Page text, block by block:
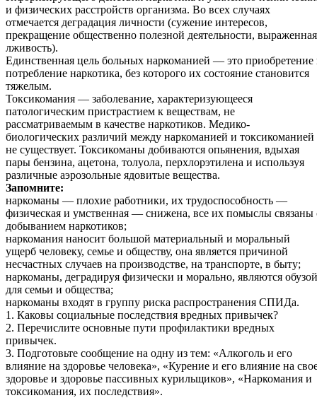
и физических расстройств организма. Во всех случаях
отмечается деградация личности (сужение интересов,
прекращение общественно полезной деятельности, выраженная
лживость).
Единственная цель больных наркоманией — это приобретение
потребление наркотика, без которого их состояние становится
тяжелым.
Токсикомания — заболевание, характеризующееся
патологическим пристрастием к веществам, не
рассматриваемым в качестве наркотиков. Медико-
биологических различий между наркоманией и токсикоманией
не существует. Токсикоманы добиваются опьянения, вдыхая
пары бензина, ацетона, толуола, перхлорэтилена и используя
различные аэрозольные ядовитые вещества.
Запомните:
наркоманы — плохие работники, их трудоспособность —
физическая и умственная — снижена, все их помыслы связаны
добыванием наркотиков;
наркомания наносит большой материальный и моральный
ущерб человеку, семье и обществу, она является причиной
несчастных случаев на производстве, на транспорте, в быту;
наркоманы, деградируя физически и морально, являются обузой
для семьи и общества;
наркоманы входят в группу риска распространения СПИДа.
1. Каковы социальные последствия вредных привычек?
2. Перечислите основные пути профилактики вредных
привычек.
3. Подготовьте сообщение на одну из тем: «Алкоголь и его
влияние на здоровье человека», «Курение и его влияние на
здоровье и здоровье пассивных курильщиков», «Наркомания и
токсикомания, их последствия».